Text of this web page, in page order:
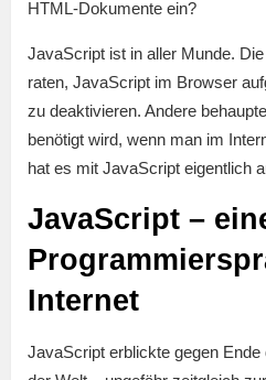
HTML-Dokumente ein?
JavaScript ist in aller Munde.
raten, JavaScript im Browser
zu deaktivieren. Andere
benötigt wird, wenn man im
hat es mit JavaScript eigentlich
JavaScript –
Internet
JavaScript erblickte gegen